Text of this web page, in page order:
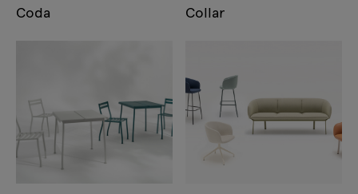
Coda Collar